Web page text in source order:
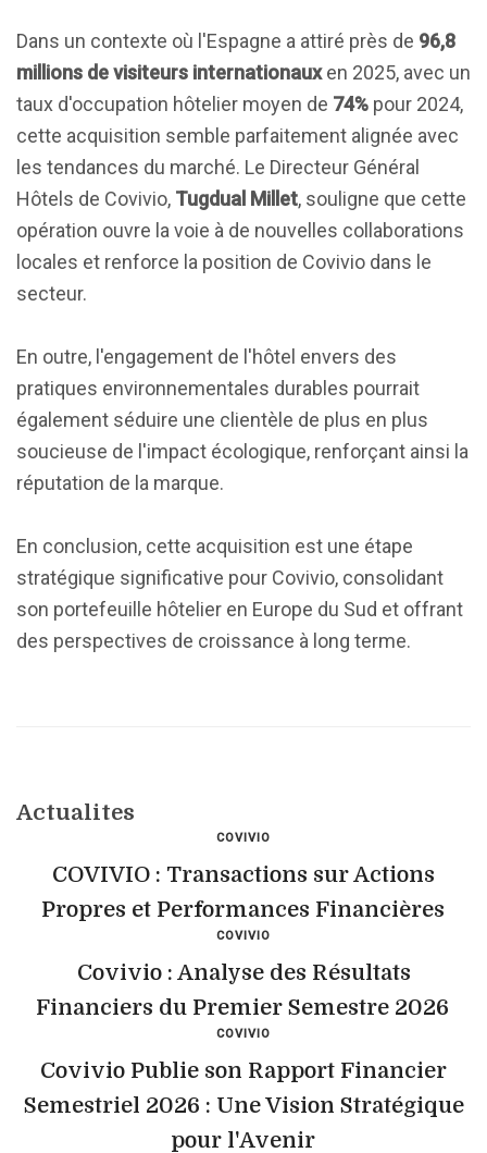
Dans un contexte où l'Espagne a attiré près de 96,8
millions de visiteurs internationauxen 2025, avec un
taux d'occupation hôtelier moyen de 74% pour 2024,
cette acquisition semble parfaitement alignée avec
les tendances du marché. Le Directeur Général
Hôtels de Covivio, Tugdual Millet, souligne que cette
opération ouvre la voie à de nouvelles collaborations
locales et renforce la position de Covivio dans le
secteur.
En outre, l'engagement de l'hôtel envers des
pratiques environnementales durables pourrait
également séduire une clientèle de plus en plus
soucieuse de l'impact écologique, renforçant ainsi la
réputation de la marque.
En conclusion, cette acquisition est une étape
stratégique significative pour Covivio, consolidant
son portefeuille hôtelier en Europe du Sud et offrant
des perspectives de croissance à long terme.
Actualites
COVIVIO
COVIVIO : Transactions sur Actions
Propres et Performances Financières
COVIVIO
Covivio : Analyse des Résultats
Financiers du Premier Semestre 2026
COVIVIO
Covivio Publie son Rapport Financier
Semestriel 2026 : Une Vision Stratégique
pour l'Avenir